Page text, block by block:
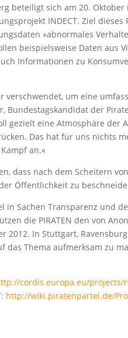
beteiligt sich am 20.
INDECT. Ziel
»abnormales
beispielsweise Daten aus
Informationen zu
verschwendet, um eine
Bundestagskandidat der
gezielt eine Atmosphäre der
Das hat für uns nichts
an.«
dass nach dem Scheitern
Öffentlichkeit zu
in Sachen Transparenz und
die PIRATEN den von
2012. In Stuttgart,
das Thema aufmerksam zu
cordis.europa.eu/projects/
http://wiki.piratenpartei.de/